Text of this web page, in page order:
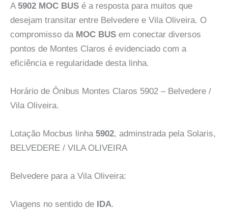
A 5902 MOC BUS é a resposta para muitos que
desejam transitar entre Belvedere e Vila Oliveira. O
compromisso da MOC BUS em conectar diversos
pontos de Montes Claros é evidenciado com a
eficiência e regularidade desta linha.
Horário de Ônibus Montes Claros 5902 – Belvedere /
Vila Oliveira.
Lotação Mocbus linha 5902, adminstrada pela Solaris,
BELVEDERE / VILA OLIVEIRA
Belvedere para a Vila Oliveira:
Viagens no sentido de IDA.